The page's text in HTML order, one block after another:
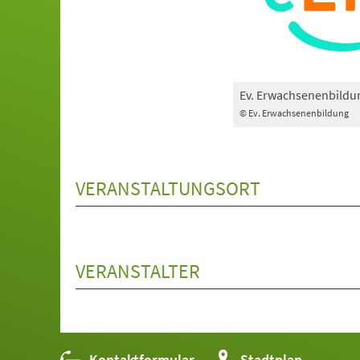
© Ev. Erwachsenenbildung
Ev.
VERANSTALTUNGSORT
VERANSTALTER